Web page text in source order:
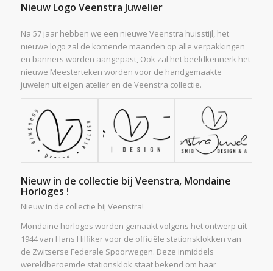
Nieuw Logo Veenstra Juwelier
Na 57 jaar hebben we een nieuwe Veenstra huisstijl, het
nieuwe logo zal de komende maanden op alle verpakkingen
en banners worden aangepast, Ook zal het beeldkennerk het
nieuwe Meesterteken worden voor de handgemaakte
juwelen uit eigen atelier en de Veenstra collectie.
Nieuw in de collectie bij Veenstra, Mondaine
Horloges !
Nieuw in de collectie bij Veenstra!
Mondaine horloges worden gemaakt volgens het ontwerp uit
1944 van Hans Hilfiker voor de officiële stationsklokken van
de Zwitserse Federale Spoorwegen. Deze inmiddels
wereldberoemde stationsklok staat bekend om haar